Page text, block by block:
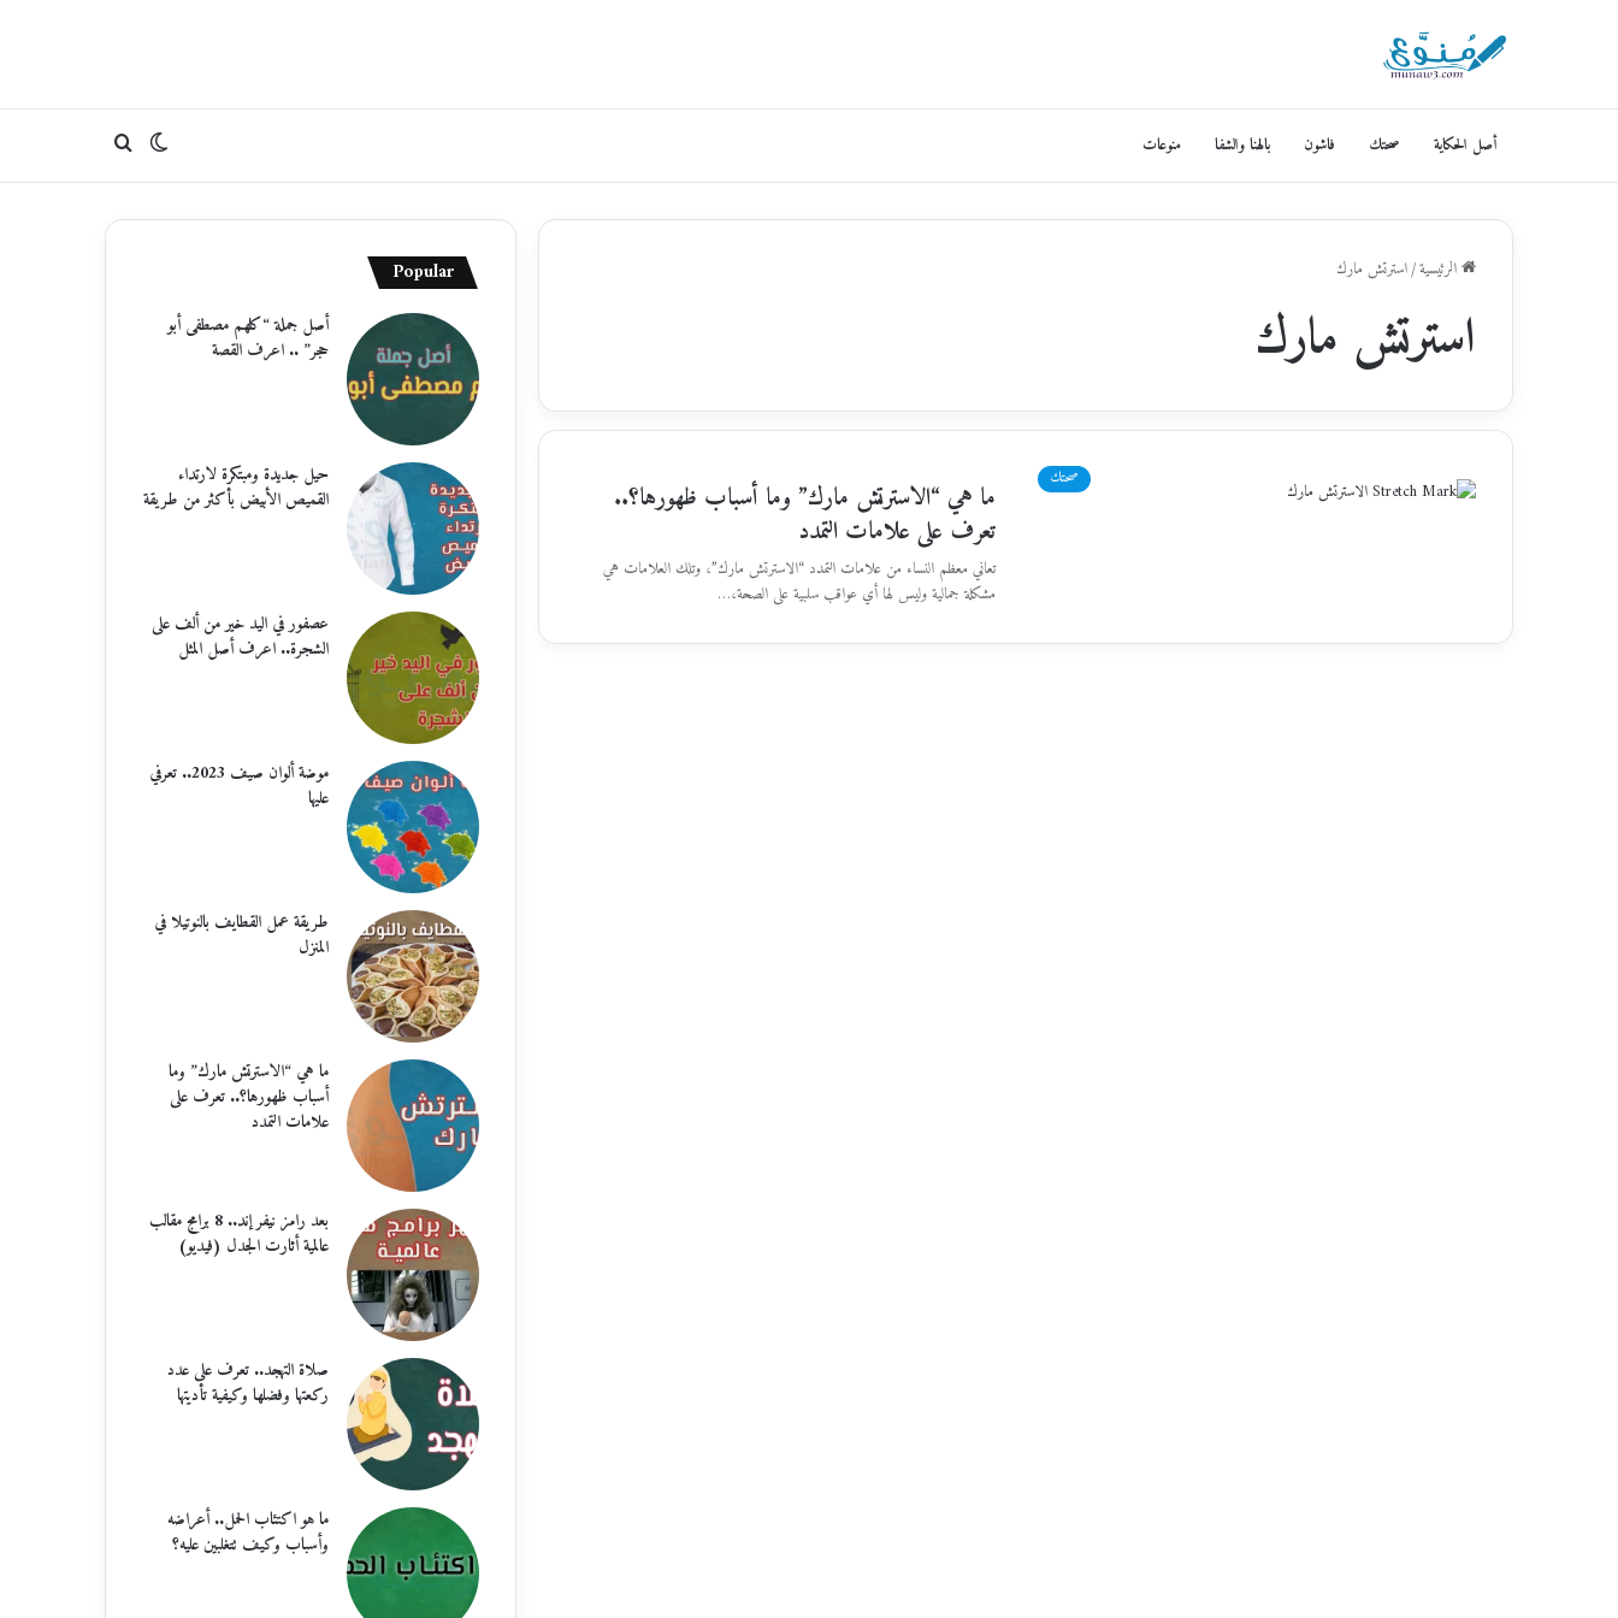
أصل الحكاية صحتك فاشون بالهنا والشفا منوعات بحثالوضع
المظلم
الرئيسية/استرتش مارك
استرتش مارك
صحتك
ما هي “الاسترتش مارك” وما أسباب ظهورها؟..
تعرف على علامات التمدد
تعاني معظم النساء من علامات التمدد “الاسترتش مارك”، وتلك العلامات هي
مشكلة جمالية وليس لها أي عواقب سلبية على الصحة،…
Popular
أصل جملة “كلهم مصطفى أبو
حجر” .. اعرف القصة
حيل جديدة ومبتكرة لارتداء
القميص الأبيض بأكثر من طريقة
عصفور في اليد خير من ألف على
الشجرة.. اعرف أصل المثل
موضة ألوان صيف 2023.. تعرفي
عليها
طريقة عمل القطايف بالنوتيلا في
المنزل
ما هي “الاسترتش مارك” وما
أسباب ظهورها؟.. تعرف على
علامات التمدد
بعد رامز نيفر إند.. 8 برامج مقالب
عالمية أثارت الجدل (فيديو)
صلاة التهجد.. تعرف على عدد
ركعتها وفضلها وكيفية تأديتها
ما هو اكتئاب الحمل.. أعراضه
وأسباب وكيف تتغلبين عليه؟